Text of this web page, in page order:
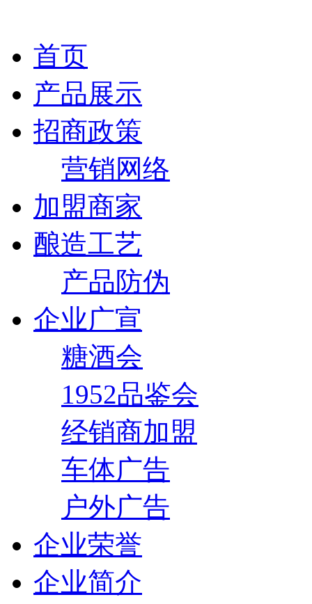
首页
产品展示
招商政策
营销网络
加盟商家
酿造工艺
产品防伪
企业广宣
糖酒会
1952品鉴会
经销商加盟
车体广告
户外广告
企业荣誉
企业简介